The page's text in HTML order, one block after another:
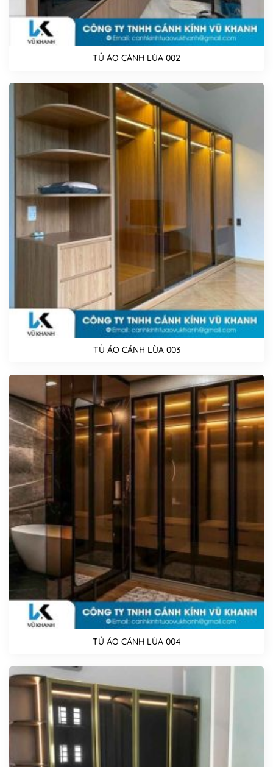
TỦ ÁO CÁNH LÙA 002
TỦ ÁO CÁNH LÙA 003
TỦ ÁO CÁNH LÙA 004